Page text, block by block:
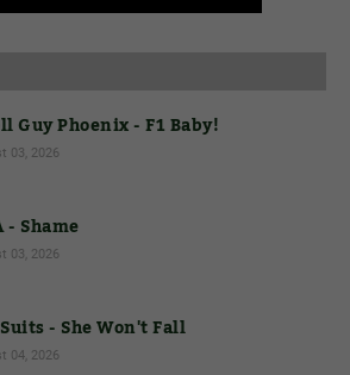
Guy Phoenix - F1 Baby!
03, 2026
- Shame
03, 2026
- She Won't Fall
04, 2026